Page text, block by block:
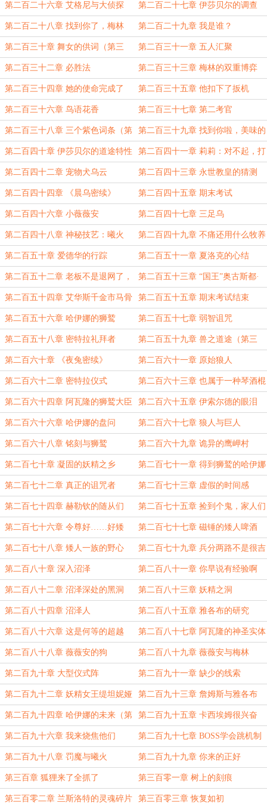
第二百二十六章 艾格尼与大侦探 第二百二十七章 伊莎贝尔的调查
第二百二十八章 找到你了，梅林 第二百二十九章 我是谁？
第二百三十章 舞女的供词（第三
更）
第二百三十一章 五人汇聚
第二百三十二章 必胜法 第二百三十三章 梅林的双重博弈
（第三更）
第二百三十四章 她的使命完成了 第二百三十五章 他扣下了扳机
第二百三十六章 鸟语花香 第二百三十七章 第二考官
第二百三十八章 三个紫色词条（第
三更）
第二百三十九章 找到你啦，美味的
小孩
第二百四十章 伊莎贝尔的道途特性 第二百四十一章 莉莉：对不起，打
扰了
第二百四十二章 宠物犬乌云 第二百四十三章 永世教皇的猜测
第二百四十四章 《晨乌密续》 第二百四十五章 期末考试
第二百四十六章 小薇薇安 第二百四十七章 三足乌
第二百四十八章 神秘技艺：曦火 第二百四十九章 不痛还用什么牧养
法
第二百五十章 爱德华的行踪 第二百五十一章 夏洛克的心结
第二百五十二章 老板不是退网了，
老板是落网了
第二百五十三章 “国王”奥古斯都·
坎特
第二百五十四章 艾华斯千金市马骨 第二百五十五章 期末考试结束
第二百五十六章 哈伊娜的狮鹫 第二百五十七章 弱智诅咒
第二百五十八章 密特拉礼拜者 第二百五十九章 兽之道途（第三
更）
第二百六十章 《夜兔密续》 第二百六十一章 原始狼人
第二百六十二章 密特拉仪式 第二百六十三章 也属于一种琴酒棍
法
第二百六十四章 阿瓦隆的狮鹫大臣 第二百六十五章 伊索尔德的眼泪
第二百六十六章 哈伊娜的盘问 第二百六十七章 狼人与巨人
第二百六十八章 铭刻与狮鹫 第二百六十九章 诡异的鹰岬村
第二百七十章 凝固的妖精之乡 第二百七十一章 得到狮鹫的哈伊娜
第二百七十二章 真正的诅咒者 第二百七十三章 虚假的时间感
第二百七十四章 赫勒钦的随从们 第二百七十五章 捡到个鬼，家人们
第二百七十六章 令尊好……好矮 第二百七十七章 磁锤的矮人啤酒
第二百七十八章 矮人一族的野心 第二百七十九章 兵分两路不是很吉
利啊
第二百八十章 深入沼泽 第二百八十一章 你早说有经验啊
第二百八十二章 沼泽深处的黑洞 第二百八十三章 妖精之洞
第二百八十四章 沼泽人 第二百八十五章 雅各布的研究
第二百八十六章 这是何等的超越 第二百八十七章 阿瓦隆的神圣实体
第二百八十八章 薇薇安的狗 第二百八十九章 薇薇安与梅林
第二百九十章 大型仪式阵 第二百九十一章 缺少的线索
第二百九十二章 妖精女王缇坦妮娅 第二百九十三章 詹姆斯与雅各布
第二百九十四章 哈伊娜的未来（第
三更）
第二百九十五章 卡西埃姆很兴奋
第二百九十六章 我来烧焦他们 第二百九十七章 BOSS学会跳机制
了
第二百九十八章 罚魔与曦火 第二百九十九章 你来的正好
第三百章 狐狸来了全抓了 第三百零一章 树上的刻痕
第三百零二章 兰斯洛特的灵魂碎片 第三百零三章 恢复如初